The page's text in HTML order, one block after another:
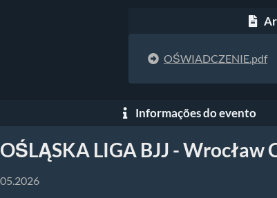
OŚWIADCZENIE.pdf
Informações do evento
LIGA BJJ - Wrocław